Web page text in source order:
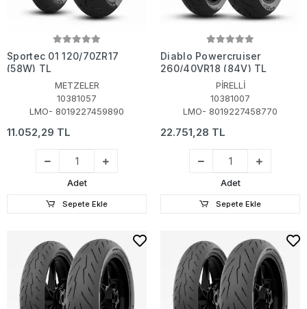
Sportec 01 120/70ZR17
(58W) TL
METZELER
10381057
LMO- 8019227459890
11.052,29 TL
Adet
Sepete Ekle
Diablo Powercruiser
260/40VR18 (84V) TL
PİRELLİ
10381007
LMO- 8019227458770
22.751,28 TL
Adet
Sepete Ekle